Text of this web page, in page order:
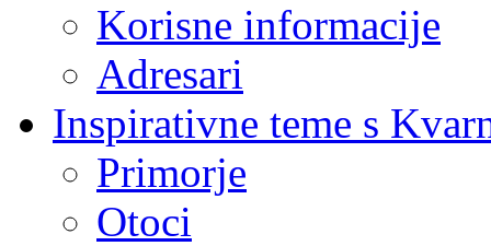
Korisne informacije
Adresari
Inspirativne teme s
Primorje
Otoci